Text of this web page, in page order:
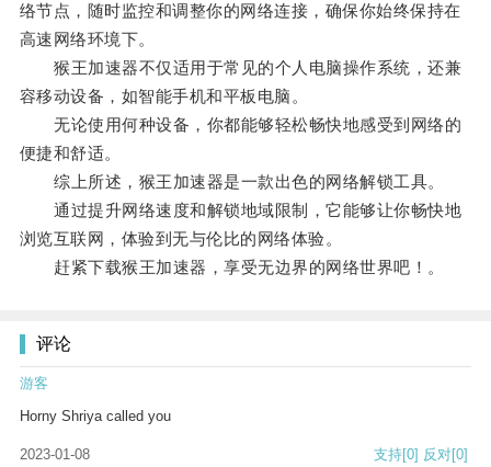
络节点，随时监控和调整你的网络连接，确保你始终保持在
高速网络环境下。
猴王加速器不仅适用于常见的个人电脑操作系统，还兼
容移动设备，如智能手机和平板电脑。
无论使用何种设备，你都能够轻松畅快地感受到网络的
便捷和舒适。
综上所述，猴王加速器是一款出色的网络解锁工具。
通过提升网络速度和解锁地域限制，它能够让你畅快地
浏览互联网，体验到无与伦比的网络体验。
赶紧下载猴王加速器，享受无边界的网络世界吧！。
评论
游客
Horny Shriya called you
2023-01-08 支持[0] 反对[0]